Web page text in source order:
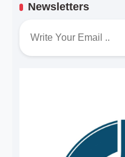
Newsletters